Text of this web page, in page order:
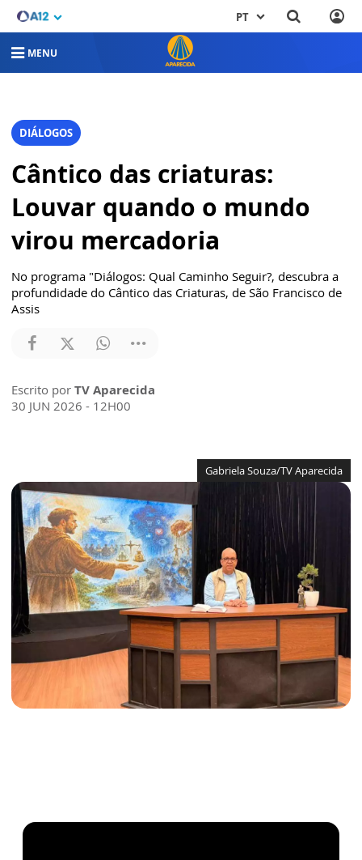
PT
MENU
DIÁLOGOS
Cântico das criaturas:
Louvar quando o mundo
virou mercadoria
No programa "Diálogos: Qual Caminho Seguir?, descubra a
profundidade do Cântico das Criaturas, de São Francisco de
Assis
Escrito por TV Aparecida
30 JUN 2026 - 12H00
Gabriela Souza/TV Aparecida